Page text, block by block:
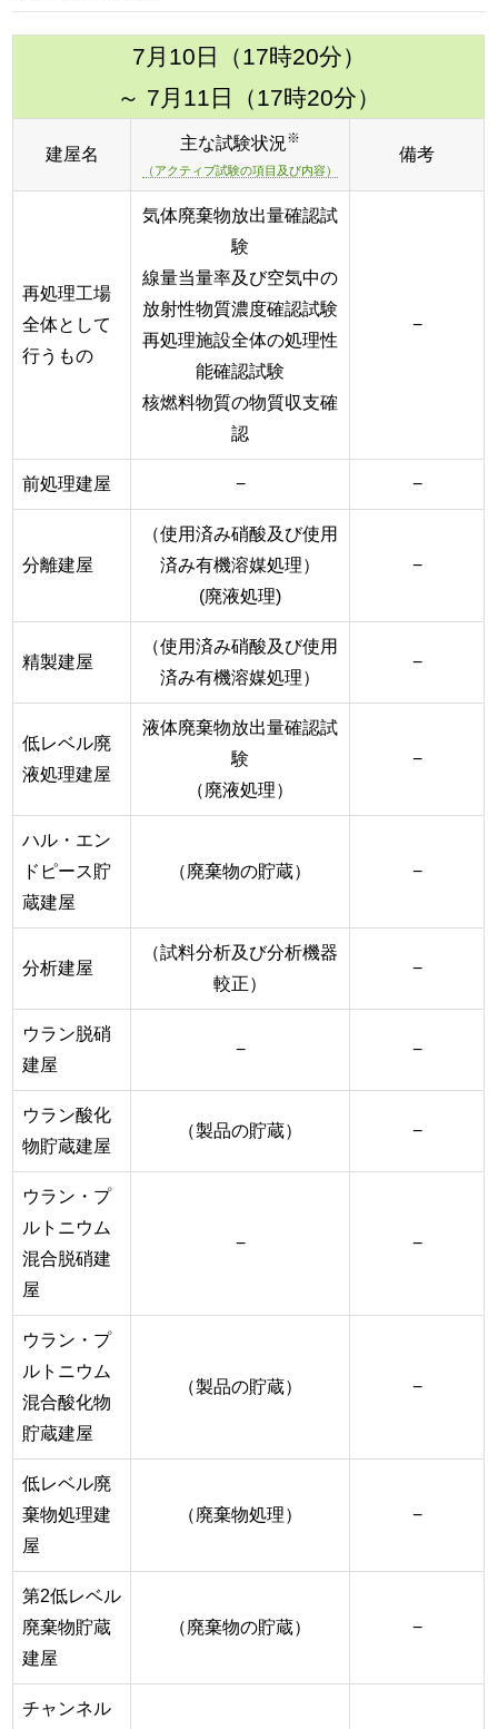
7月10日（17時20分）
～ 7月11日（17時20分）
建屋名
主な試験状況※
（アクティブ試験の項目及び内容）
備考
再処理工場
全体として
行うもの
気体廃棄物放出量確認試
験
線量当量率及び空気中の
放射性物質濃度確認試験
再処理施設全体の処理性
能確認試験
核燃料物質の物質収支確
認
−
前処理建屋 − −
分離建屋
（使用済み硝酸及び使用
済み有機溶媒処理）
(廃液処理)
−
精製建屋
（使用済み硝酸及び使用
済み有機溶媒処理）
−
低レベル廃
液処理建屋
液体廃棄物放出量確認試
験
（廃液処理）
−
ハル・エン
ドピース貯
蔵建屋
（廃棄物の貯蔵） −
分析建屋
（試料分析及び分析機器
較正）
−
ウラン脱硝
建屋
− −
ウラン酸化
物貯蔵建屋
（製品の貯蔵） −
ウラン・プ
ルトニウム
混合脱硝建
屋
− −
ウラン・プ
ルトニウム
混合酸化物
貯蔵建屋
（製品の貯蔵） −
低レベル廃
棄物処理建
屋
（廃棄物処理） −
第2低レベル
廃棄物貯蔵
建屋
（廃棄物の貯蔵） −
チャンネル